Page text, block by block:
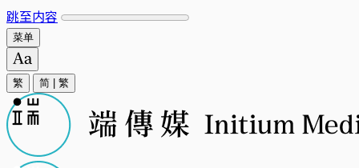
跳至内容
菜单
繁 简 繁